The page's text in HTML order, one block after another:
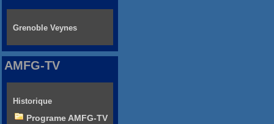
Grenoble Veynes
AMFG-TV
Historique
Programe AMFG-TV